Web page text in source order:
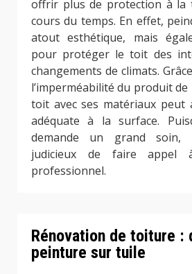
offrir plus de protection à la
cours du temps. En effet,
atout esthétique, mais
pour protéger le toit des
changements de climats.
l’imperméabilité du produit
toit avec ses matériaux peut
adéquate à la surface.
demande un grand
judicieux de faire appel
professionnel.
Rénovation de toiture :
peinture sur tuile